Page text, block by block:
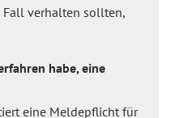
Fall verhalten sollten,
habe, eine
eine Meldepflicht für